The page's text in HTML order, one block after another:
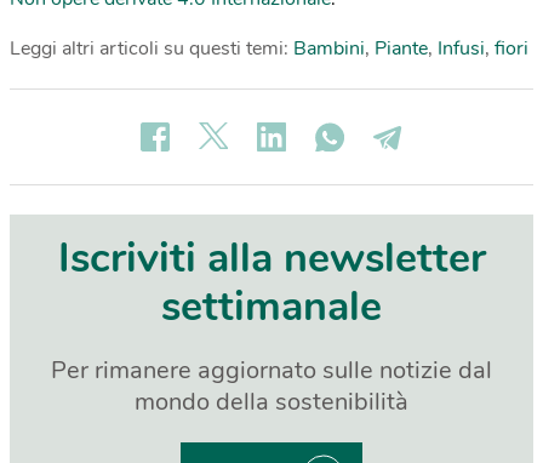
Leggi altri articoli su questi temi: Bambini, Piante, Infusi, fiori
Iscriviti alla newsletter
settimanale
Per rimanere aggiornato sulle notizie dal
mondo della sostenibilità